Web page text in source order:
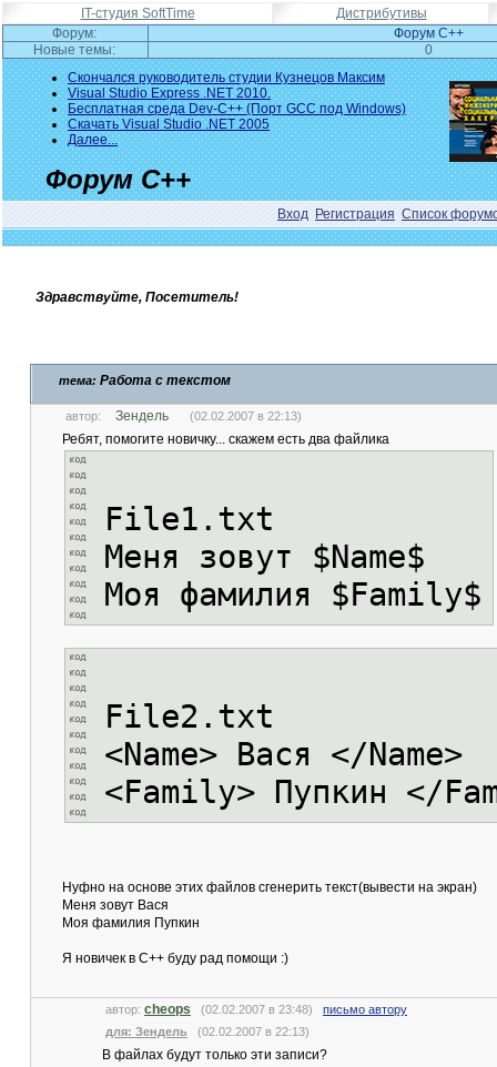
IT-студия SoftTime
Дистрибутивы
Форум:
Форум C++
Новые темы:
0
Скончался руководитель студии Кузнецов Максим
Visual Studio Express .NET 2010.
Бесплатная среда Dev-C++ (Порт GCC под Windows)
Скачать Visual Studio .NET 2005
Далее...
Форум C++
Вход Регистрация Список
Здравствуйте, Посетитель!
тема: Работа с текстом
автор: Зендель (02.02.2007 в 22:13)
Ребят, помогите новичку... скажем есть два файлика
File1.txt
Меня зовут $Name$
Моя фамилия $Family$
File2.txt
<Name> Вася </Name>
<Family> Пупкин </
Нуфно на основе этих файлов сгенерить текст(вывести на экран)
Меня зовут Вася
Моя фамилия Пупкин
Я новичек в С++ буду рад помощи :)
автор: cheops (02.02.2007 в 23:48) письмо автору
для: Зендель (02.02.2007 в 22:13)
В файлах будут только эти записи?